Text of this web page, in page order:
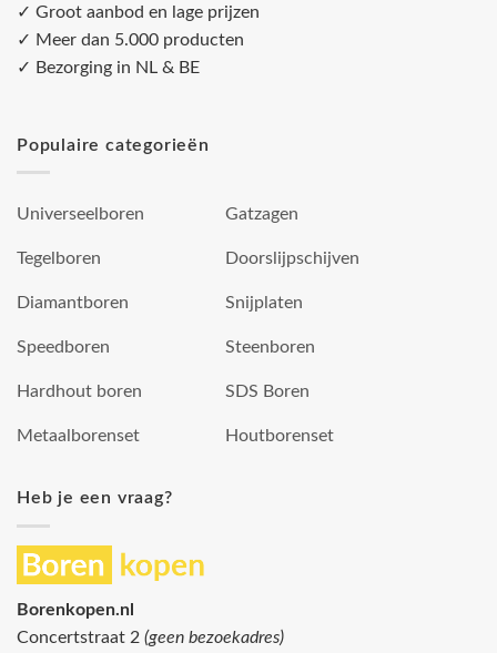
✓ Groot aanbod en lage prijzen
✓ Meer dan 5.000 producten
✓ Bezorging in NL & BE
Populaire categorieën
Universeelboren
Tegelboren
Diamantboren
Speedboren
Hardhout boren
Metaalborenset
Gatzagen
Doorslijpschijven
Snijplaten
Steenboren
SDS Boren
Houtborenset
Heb je een vraag?
Borenkopen.nl
Concertstraat 2 (geen bezoekadres)